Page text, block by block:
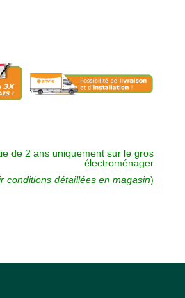
de 2 ans uniquement sur le gros
électroménager
conditions détaillées en magasin)